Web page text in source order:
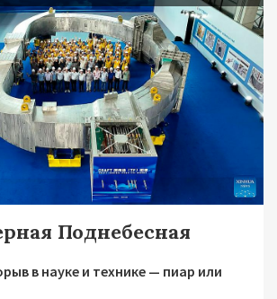
Поднебесная
в науке и технике — пиар или